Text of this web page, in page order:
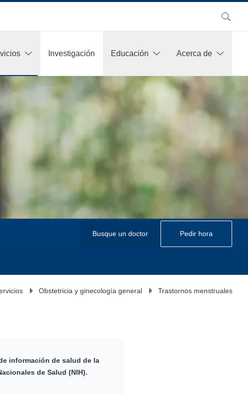
Buscar
Investigación Educación Acerca de
Busque un doctor Pedir hora
Obstetricia y ginecología general Trastornos menstruales y
información de salud de la
de Salud (NIH).